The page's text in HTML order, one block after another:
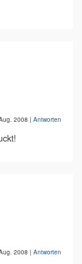
2008 | Antworten
2008 | Antworten